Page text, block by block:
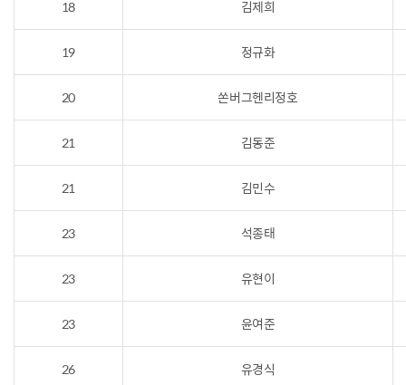
18 김제희
19 정규화
20 쏜버그헨리정호
21 김동준
21 김민수
23 석종태
23 유현이
23 윤여준
26 유경식